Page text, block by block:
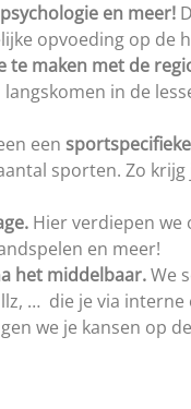
en meer!
opvoeding op de
te maken met de
in de
een
sporten. Zo krijg
Hier verdiepen we
en meer!
het middelbaar.We
… die je via interne
we je kansen op